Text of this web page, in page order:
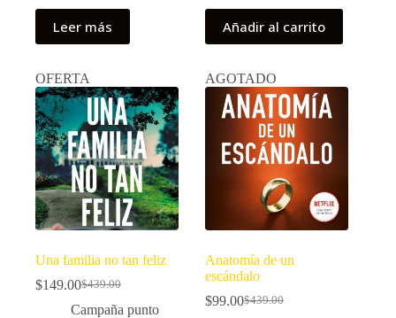
Leer más Añadir al carrito
OFERTA
Una familia no tan feliz
$439.00
El
precio
$149.00El
precio
Campaña punto
AGOTADO
Anatomía de un
escándalo
$439.00
El
$99.00El